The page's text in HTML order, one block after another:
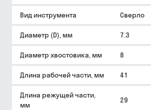
Вид инструмента Сверло
Диаметр (D), мм 7.3
Диаметр хвостовика, мм 8
Длина рабочей части, мм 41
Длина режущей части,
мм
29